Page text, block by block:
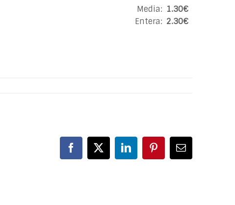
Media: 1.30€
Entera: 2.30€
Facebook
X LinkedInPinterestCorreo
electrónico